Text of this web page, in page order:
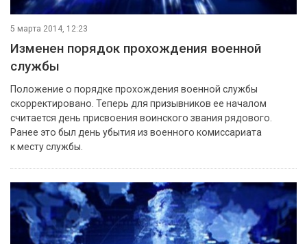
5 марта 2014, 12:23
Изменен порядок прохождения военной
службы
Положение о порядке прохождения военной службы
скорректировано. Теперь для призывников ее началом
считается день присвоения воинского звания рядового.
Ранее это был день убытия из военного комиссариата
к месту службы.